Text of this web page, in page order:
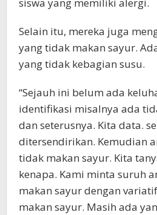
Selain itu, mereka juga
yang tidak makan sayur.
yang tidak kebagian susu.
“Sejauh ini belum ada
identifikasi misalnya ada
dan seterusnya. Kita data.
ditersendirikan. Kemudian
tidak makan sayur. Kita
kenapa. Kami minta suruh
makan sayur dengan
makan sayur. Masih ada